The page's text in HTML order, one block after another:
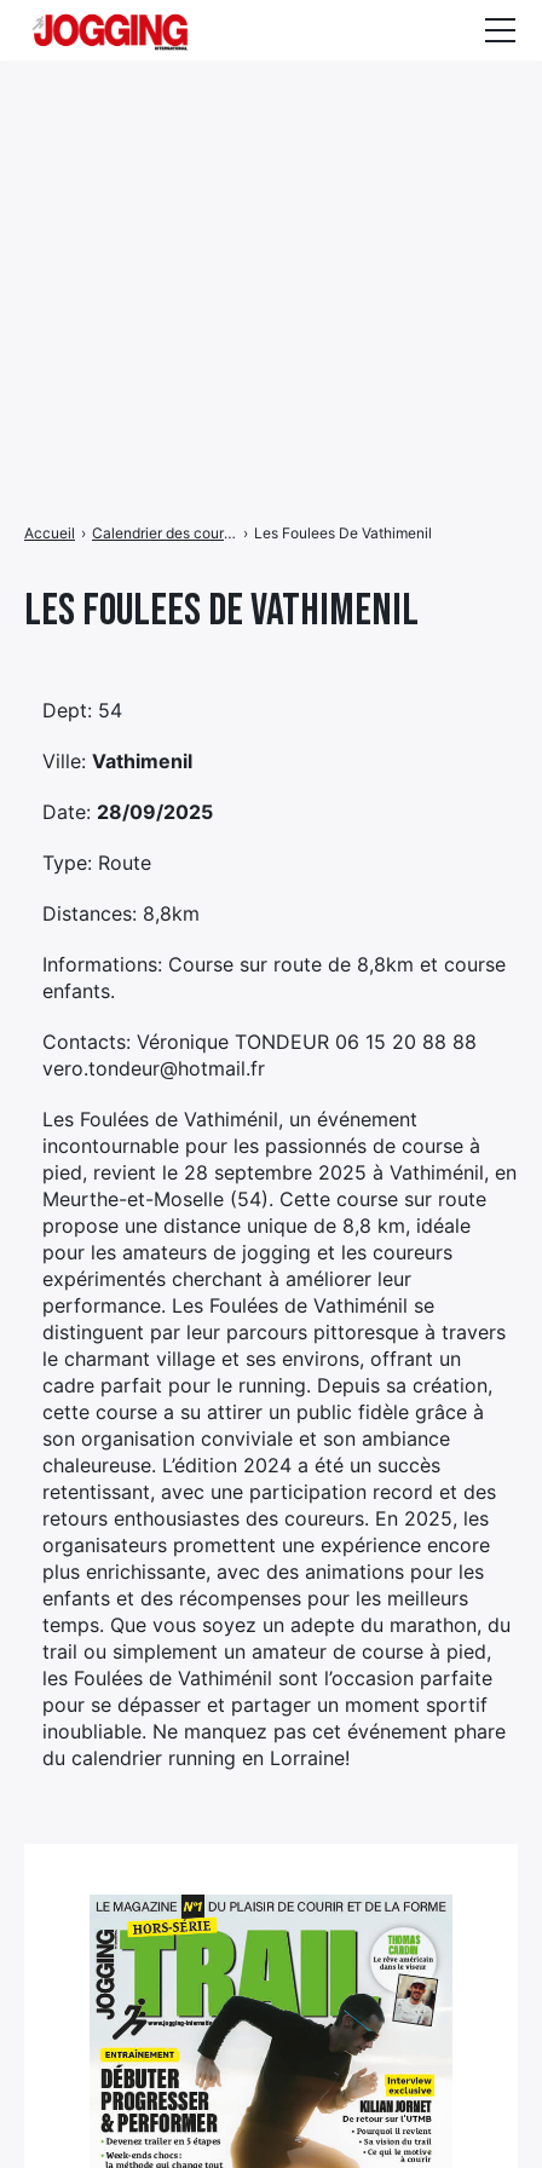
Les Foulees De Vathimenil
Accueil › Calendrier des courses › Les Foulees De Vathimenil
Dept: 54
Ville: Vathimenil
Date: 28/09/2025
Type: Route
Distances: 8,8km
Informations: Course sur route de 8,8km et course
enfants.
Contacts: Véronique TONDEUR 06 15 20 88 88
vero.tondeur@hotmail.fr
Les Foulées de Vathiménil, un événement
incontournable pour les passionnés de course à
pied, revient le 28 septembre 2025 à Vathiménil, en
Meurthe-et-Moselle (54). Cette course sur route
propose une distance unique de 8,8 km, idéale
pour les amateurs de jogging et les coureurs
expérimentés cherchant à améliorer leur
performance. Les Foulées de Vathiménil se
distinguent par leur parcours pittoresque à travers
le charmant village et ses environs, offrant un
cadre parfait pour le running. Depuis sa création,
cette course a su attirer un public fidèle grâce à
son organisation conviviale et son ambiance
chaleureuse. L’édition 2024 a été un succès
retentissant, avec une participation record et des
retours enthousiastes des coureurs. En 2025, les
organisateurs promettent une expérience encore
plus enrichissante, avec des animations pour les
enfants et des récompenses pour les meilleurs
temps. Que vous soyez un adepte du marathon, du
trail ou simplement un amateur de course à pied,
les Foulées de Vathiménil sont l’occasion parfaite
pour se dépasser et partager un moment sportif
inoubliable. Ne manquez pas cet événement phare
du calendrier running en Lorraine!
de
ÉlémentÉlément